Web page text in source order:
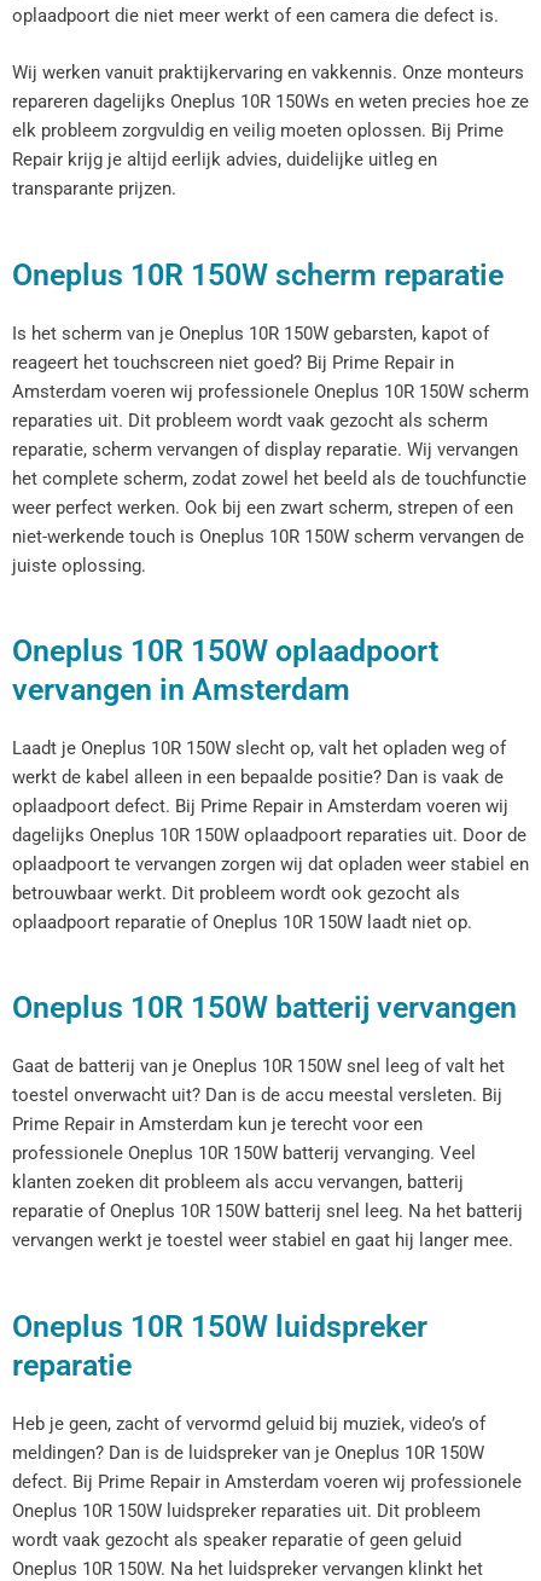
oplaadpoort die niet meer werkt of een camera die defect is.
Wij werken vanuit praktijkervaring en vakkennis. Onze monteurs
repareren dagelijks Oneplus 10R 150Ws en weten precies hoe ze
elk probleem zorgvuldig en veilig moeten oplossen. Bij Prime
Repair krijg je altijd eerlijk advies, duidelijke uitleg en
transparante prijzen.
Oneplus 10R 150W scherm reparatie
Is het scherm van je Oneplus 10R 150W gebarsten, kapot of
reageert het touchscreen niet goed? Bij Prime Repair in
Amsterdam voeren wij professionele Oneplus 10R 150W scherm
reparaties uit. Dit probleem wordt vaak gezocht als scherm
reparatie, scherm vervangen of display reparatie. Wij vervangen
het complete scherm, zodat zowel het beeld als de touchfunctie
weer perfect werken. Ook bij een zwart scherm, strepen of een
niet-werkende touch is Oneplus 10R 150W scherm vervangen de
juiste oplossing.
Oneplus 10R 150W oplaadpoort
vervangen in Amsterdam
Laadt je Oneplus 10R 150W slecht op, valt het opladen weg of
werkt de kabel alleen in een bepaalde positie? Dan is vaak de
oplaadpoort defect. Bij Prime Repair in Amsterdam voeren wij
dagelijks Oneplus 10R 150W oplaadpoort reparaties uit. Door de
oplaadpoort te vervangen zorgen wij dat opladen weer stabiel en
betrouwbaar werkt. Dit probleem wordt ook gezocht als
oplaadpoort reparatie of Oneplus 10R 150W laadt niet op.
Oneplus 10R 150W batterij vervangen
Gaat de batterij van je Oneplus 10R 150W snel leeg of valt het
toestel onverwacht uit? Dan is de accu meestal versleten. Bij
Prime Repair in Amsterdam kun je terecht voor een
professionele Oneplus 10R 150W batterij vervanging. Veel
klanten zoeken dit probleem als accu vervangen, batterij
reparatie of Oneplus 10R 150W batterij snel leeg. Na het batterij
vervangen werkt je toestel weer stabiel en gaat hij langer mee.
Oneplus 10R 150W luidspreker
reparatie
Heb je geen, zacht of vervormd geluid bij muziek, video’s of
meldingen? Dan is de luidspreker van je Oneplus 10R 150W
defect. Bij Prime Repair in Amsterdam voeren wij professionele
Oneplus 10R 150W luidspreker reparaties uit. Dit probleem
wordt vaak gezocht als speaker reparatie of geen geluid
Oneplus 10R 150W. Na het luidspreker vervangen klinkt het